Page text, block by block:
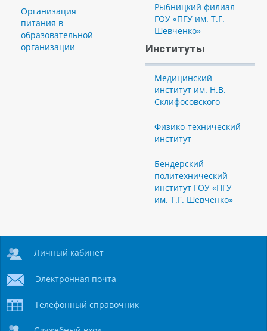
Организация
питания в
образовательной
организации
Рыбницкий филиал
ГОУ «ПГУ им. Т.Г.
Шевченко»
Институты
Медицинский
институт им. Н.В.
Склифосовского
Физико-технический
институт
Бендерский
политехнический
институт ГОУ «ПГУ
им. Т.Г. Шевченко»
Личный кабинет
Электронная почта
Телефонный справочник